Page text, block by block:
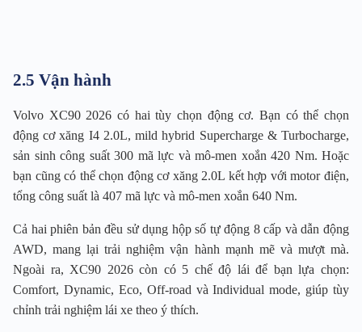
2.5 Vận hành
Volvo XC90 2026 có hai tùy chọn động cơ. Bạn có thể chọn
động cơ xăng I4 2.0L, mild hybrid Supercharge & Turbocharge,
sản sinh công suất 300 mã lực và mô-men xoắn 420 Nm. Hoặc
bạn cũng có thể chọn động cơ xăng 2.0L kết hợp với motor điện,
tổng công suất là 407 mã lực và mô-men xoắn 640 Nm.
Cả hai phiên bản đều sử dụng hộp số tự động 8 cấp và dẫn động
AWD, mang lại trải nghiệm vận hành mạnh mẽ và mượt mà.
Ngoài ra, XC90 2026 còn có 5 chế độ lái để bạn lựa chọn:
Comfort, Dynamic, Eco, Off-road và Individual mode, giúp tùy
chỉnh trải nghiệm lái xe theo ý thích.